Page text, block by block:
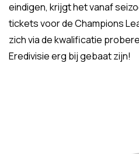
eindigen, krijgt het vanaf
tickets voor de Champions
zich via de kwalificatie
Eredivisie erg bij gebaat zijn!